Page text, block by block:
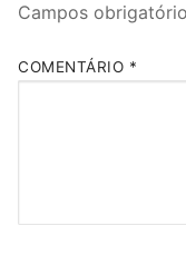
Campos
COMENTÁRIO *